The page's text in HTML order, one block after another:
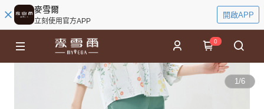
麥雪爾
立刻使用官方APP
開啟APP
0
1/6